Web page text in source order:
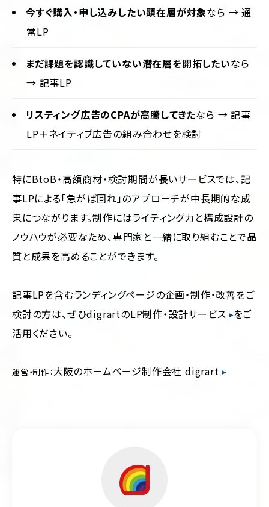
今すぐ購入・申し込みしたい顕在層が対象なら → 通
常LP
まだ課題を認識していない潜在層を開拓したいなら
→ 記事LP
リスティング広告のCPAが高騰してきたなら → 記事
LP＋ネイティブ広告の組み合わせを検討
特にBtoB・高額商材・検討期間が長いサービスでは、記
事LPによる「急がば回れ」のアプローチが中長期的な成
果につながります。制作にはライティング力と構成設計の
ノウハウが必要なため、専門家と一緒に取り組むことで品
質と成果を高めることができます。
記事LPを含むランディングページの企画・制作・改善をご
検討の方は、ぜひdigrartのLP制作・設計サービス をご
活用ください。
運営・制作：大阪のホームページ制作会社 digrart